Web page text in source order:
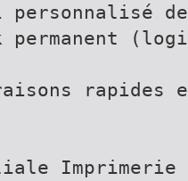
personnalisé
permanent
rapides
Imprimerie